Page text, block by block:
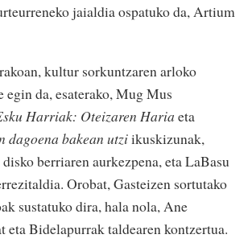
jaialdia ospatuko da, Artium
kultur sorkuntzaren arloko
egin da, esaterako, Mug Mus
Harriak: Oteizaren Haria eta
dagoena bakean utziikuskizunak,
berriaren aurkezpena, eta LaBasu
Orobat, Gasteizen sortutako
sustatuko dira, hala nola, Ane
eta Bidelapurrak taldearen kontzertua.